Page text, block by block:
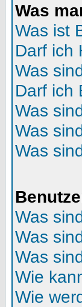
Was
Was ist
Darf ich
Was
Darf ich
Was
Was
Was
Was
Was
Was
Wie
Wie